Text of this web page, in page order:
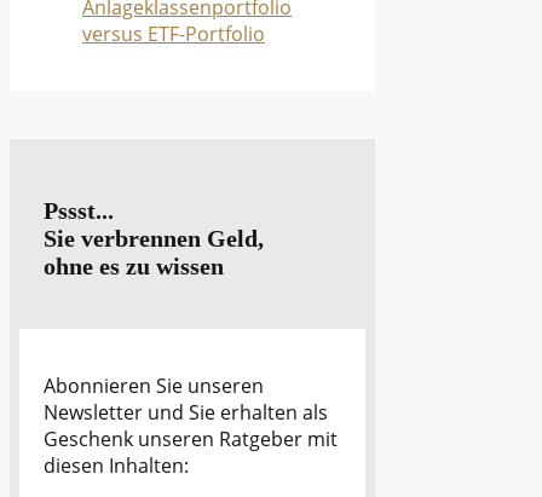
Anlageklassenportfolio
versus ETF-Portfolio
Pssst...
Sie verbrennen Geld,
ohne es zu wissen
Abonnieren Sie unseren
Newsletter und Sie erhalten als
Geschenk unseren Ratgeber mit
diesen Inhalten: